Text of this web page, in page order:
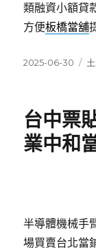
類融資小額貸
方便板橋當舖
發
2025-06-30
分
台中票
業中和
半導體機械手
場買賣台北當